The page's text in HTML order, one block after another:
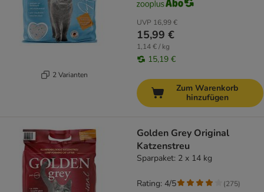
2 Varianten
UVP 16,99 €
15,99 €
1,14 € / kg
15,19 €
Zum Warenkorb
hinzufügen
Golden Grey Original
Katzenstreu
Sparpaket: 2 x 14 kg
Rating: 4/5 (275)